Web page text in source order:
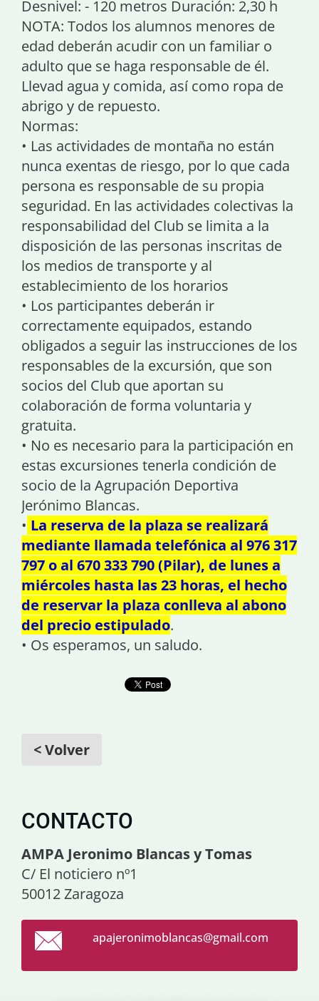
Desnivel: - 120 metros Duración: 2,30 h
NOTA: Todos los alumnos menores de
edad deberán acudir con un familiar o
adulto que se haga responsable de él.
Llevad agua y comida, así como ropa de
abrigo y de repuesto.
Normas:
• Las actividades de montaña no están
nunca exentas de riesgo, por lo que cada
persona es responsable de su propia
seguridad. En las actividades colectivas la
responsabilidad del Club se limita a la
disposición de las personas inscritas de
los medios de transporte y al
establecimiento de los horarios
• Los participantes deberán ir
correctamente equipados, estando
obligados a seguir las instrucciones de los
responsables de la excursión, que son
socios del Club que aportan su
colaboración de forma voluntaria y
gratuita.
• No es necesario para la participación en
estas excursiones tenerla condición de
socio de la Agrupación Deportiva
Jerónimo Blancas.
• La reserva de la plaza se realizará
mediante llamada telefónica al 976 317
797 o al 670 333 790 (Pilar), de lunes a
miércoles hasta las 23 horas, el hecho
de reservar la plaza conlleva al abono
del precio estipulado.
• Os esperamos, un saludo.
< Volver
CONTACTO
AMPA Jeronimo Blancas y Tomas
C/ El noticiero nº1
50012 Zaragoza
apajeronimoblancas@gmail.com